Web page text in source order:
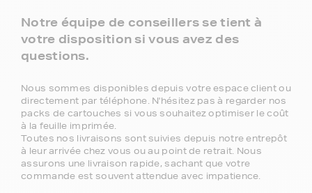
Notre équipe de conseillers se tient à
votre disposition si vous avez des
questions.
Nous sommes disponibles depuis votre espace client ou
directement par téléphone. N'hésitez pas à regarder nos
packs de cartouches si vous souhaitez optimiser le coût
à la feuille imprimée.
Toutes nos livraisons sont suivies depuis notre entrepôt
à leur arrivée chez vous ou au point de retrait. Nous
assurons une livraison rapide, sachant que votre
commande est souvent attendue avec impatience.